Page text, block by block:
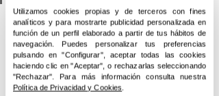
¿Es una caminata popular?
¡NO! Se trata de una actividad dinámica
en grupo con diferentes estímulos
rurales.
Utilizamos cookies propias y de terceros con fines
analíticos y para mostrarte publicidad personalizada en
función de un perfil elaborado a partir de tus hábitos de
navegación. Puedes personalizar tus preferencias
pulsando en "Configurar", aceptar todas las cookies
haciendo clic en "Aceptar", o rechazarlas seleccionando
"Rechazar". Para más información consulta nuestra
Política de Privacidad y Cookies